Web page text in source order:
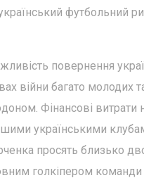
футбольний
повернення
війни багато молодих
Фінансові витрати
українськими
просять близько
голкіпером команди